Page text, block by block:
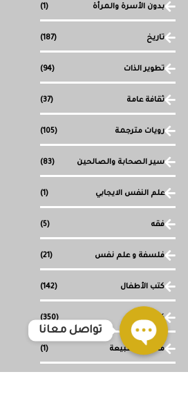
بدون الأسرة والمرأة (1)
تاريخ (187)
تطوير الذات (94)
ثقافة عامة (37)
رويات مترجمة (105)
سير الصحابة والصالحين (83)
علم النفس الايجابي (1)
فقه (5)
فلسفة و علم نفس (21)
كتب الأطفال (142)
كتب دينية (350)
ما وراء الطبيعة (1)
تواصل معانا
Open